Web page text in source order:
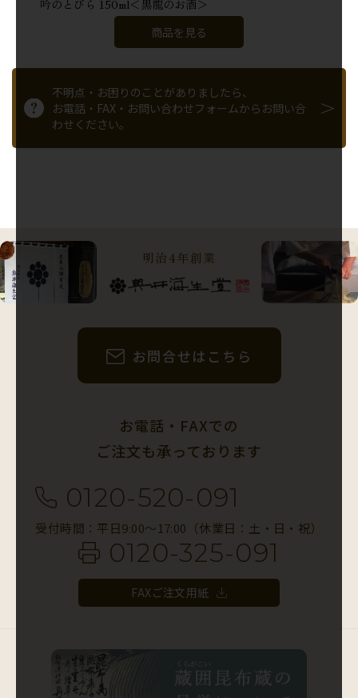
吟のとびら 150ml＜黒龍のお酒＞
商品を見る
不明点・お困りのことがありましたら、
お電話・FAX・お問い合わせフォームからお問い合
わせください。
明治4年創業
お問合せはこちら
お電話・FAXでの
ご注文も承っております
0120-520-091
受付時間：平日9:00〜17:00（休業日：土・日・祝）
0120-325-091
FAXご注文用紙